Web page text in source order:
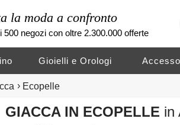
la moda a confronto
500 negozi con oltre 2.300.000 offerte
Gioielli e Orologi
› Ecopelle
GIACCA IN ECOPELLE in